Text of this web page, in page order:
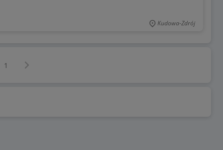
Kudowa-Zdrój
1 Następna strona